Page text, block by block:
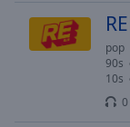
window.
Escape
pop
90s
10s
0